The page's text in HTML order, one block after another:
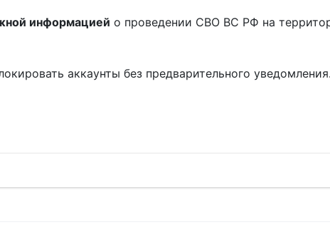
информацией о проведении СВО ВС РФ на
аккаунты без предварительного уведомления.